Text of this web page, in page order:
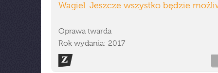
Wagiel. Jeszcze wszystko będzie
Oprawa twarda
Rok wydania: 2017